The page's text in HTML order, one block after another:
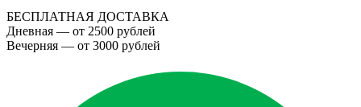
БЕСПЛАТНАЯ ДОСТАВКА
Дневная — от 2500 рублей
Вечерняя — от 3000 рублей